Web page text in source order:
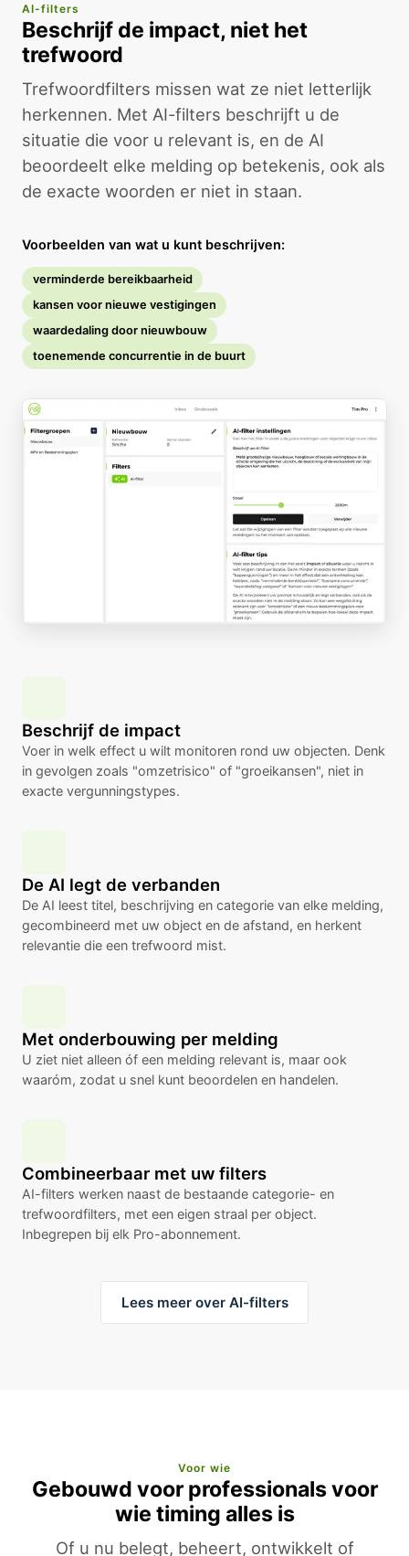
AI-filters
Beschrijf de impact, niet het
trefwoord
Trefwoordfilters missen wat ze niet letterlijk
herkennen. Met AI-filters beschrijft u de
situatie die voor u relevant is, en de AI
beoordeelt elke melding op betekenis, ook als
de exacte woorden er niet in staan.
Voorbeelden van wat u kunt beschrijven:
verminderde bereikbaarheid
kansen voor nieuwe vestigingen
waardedaling door nieuwbouw
toenemende concurrentie in de buurt
Beschrijf de impact
Voer in welk effect u wilt monitoren rond uw objecten. Denk
in gevolgen zoals "omzetrisico" of "groeikansen", niet in
exacte vergunningstypes.
De AI legt de verbanden
De AI leest titel, beschrijving en categorie van elke melding,
gecombineerd met uw object en de afstand, en herkent
relevantie die een trefwoord mist.
Met onderbouwing per melding
U ziet niet alleen óf een melding relevant is, maar ook
waaróm, zodat u snel kunt beoordelen en handelen.
Combineerbaar met uw filters
AI-filters werken naast de bestaande categorie- en
trefwoordfilters, met een eigen straal per object.
Inbegrepen bij elk Pro-abonnement.
Lees meer over AI-filters
Voor wie
Gebouwd voor professionals voor
wie timing alles is
Of u nu belegt, beheert, ontwikkelt of